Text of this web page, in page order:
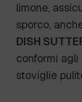
limone,
sporco,
DISH
conformi agli
stoviglie